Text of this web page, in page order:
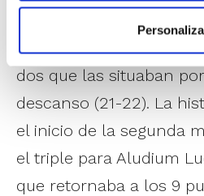
por las pilaristas con
consecutivos y otra
dos que las situaban
descanso (21-22). La
el inicio de la segunda
el triple para Aludium
que retornaba a los 9